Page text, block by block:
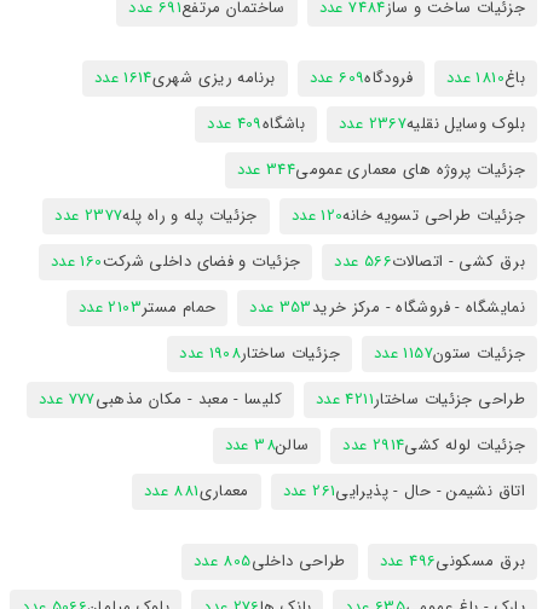
جزئیات ساخت و ساز7484 عدد ساختمان مرتفع691 عدد
باغ1810 عدد فرودگاه609 عدد برنامه ریزی شهری1614 عدد
بلوک وسایل نقلیه2367 عدد باشگاه409 عدد
جزئیات پروژه های معماری عمومی344 عدد
جزئیات طراحی تسویه خانه120 عدد جزئیات پله و راه پله2377 عدد
برق کشی - اتصالات566 عدد جزئیات و فضای داخلی شرکت160 عدد
نمایشگاه - فروشگاه - مرکز خرید353 عدد حمام مستر2103 عدد
جزئیات ستون1157 عدد جزئیات ساختار1908 عدد
طراحی جزئیات ساختار4211 عدد کلیسا - معبد - مکان مذهبی777 عدد
جزئیات لوله کشی2914 عدد سالن38 عدد
اتاق نشیمن - حال - پذیرایی261 عدد معماری881 عدد
برق مسکونی496 عدد طراحی داخلی805 عدد